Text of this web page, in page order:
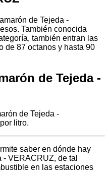
de Tejeda -
También conocida
también entran las
de 87 octanos y hasta 90
de Tejeda -
de Tejeda -
litro.
saber en dónde hay
VERACRUZ, de tal
en las estaciones